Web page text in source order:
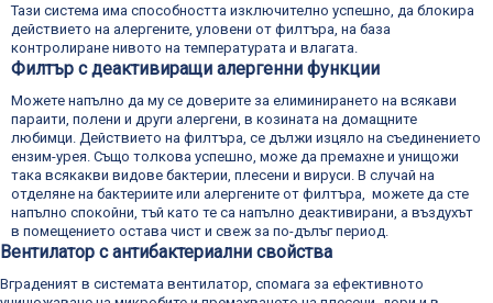
Тази система има способността изключително успешно, да блокира
действието на алергените, уловени от филтъра, на база
контролиране нивото на температурата и влагата.
Филтър с деактивиращи алергенни функции
Можете напълно да му се доверите за елиминирането на всякави
параити, полени и други алергени, в козината на домащните
любимци. Действието на филтъра, се дължи изцяло на съединението
ензим-урея. Също толкова успешно, може да премахне и унищожи
така всякакви видове бактерии, плесени и вируси. В случай на
отделяне на бактериите или алергените от филтъра, можете да сте
напълно спокойни, тъй като те са напълно деактивирани, а въздухът
в помещението остава чист и свеж за по-дълъг период.
Вентилатор с антибактериални свойства
Вграденият в системата вентилатор, спомага за ефективното